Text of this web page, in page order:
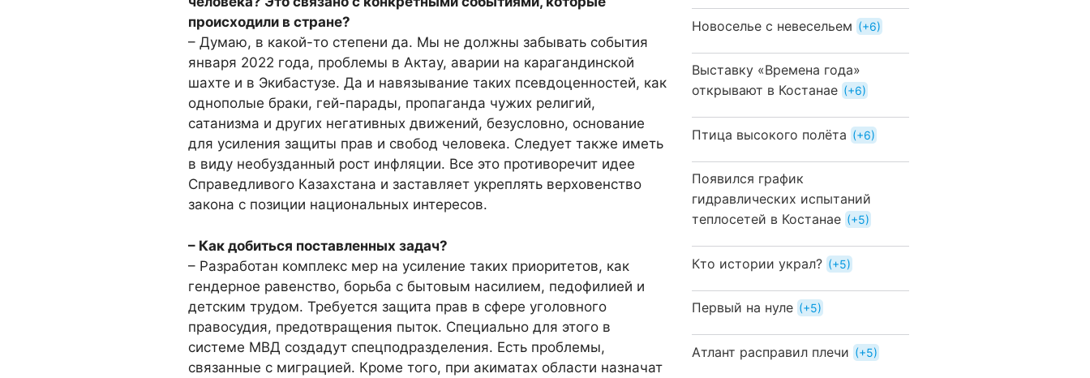
происходили в стране?
– Думаю, в какой-то степени да. Мы не должны забывать события
января 2022 года, проблемы в Актау, аварии на карагандинской
шахте и в Экибастузе. Да и навязывание таких псевдоценностей, как
однополые браки, гей-парады, пропаганда чужих религий,
сатанизма и других негативных движений, безусловно, основание
для усиления защиты прав и свобод человека. Следует также иметь
в виду необузданный рост инфляции. Все это противоречит идее
Справедливого Казахстана и заставляет укреплять верховенство
закона с позиции национальных интересов.
– Как добиться поставленных задач?
– Разработан комплекс мер на усиление таких приоритетов, как
гендерное равенство, борьба с бытовым насилием, педофилией и
детским трудом. Требуется защита прав в сфере уголовного
правосудия, предотвращения пыток. Специально для этого в
системе МВД создадут спецподразделения. Есть проблемы,
связанные с миграцией. Кроме того, при акиматах области назначат
Новоселье с невесельем +6
Выставку «Времена года»
открывают в Костанае
+6
Птица высокого полёта +6
Появился график
гидравлических испытаний
теплосетей в Костанае
+5
Кто истории украл? +5
Первый на нуле +5
Атлант расправил плечи +5